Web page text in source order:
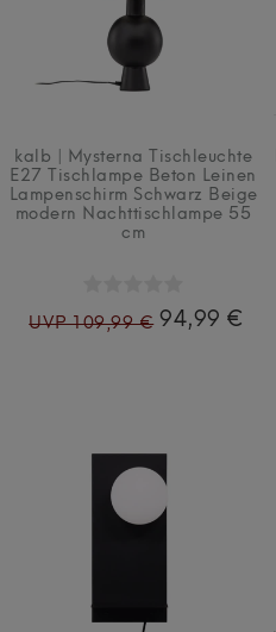
kalb | Mysterna Tischleuchte
E27 Tischlampe Beton Leinen
Lampenschirm Schwarz Beige
modern Nachttischlampe 55
cm
UVP 109,99 € 94,99 €